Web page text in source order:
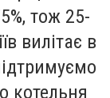
тож 25-
вилітає в
котельня